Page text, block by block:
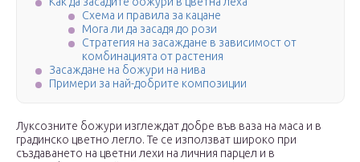
Схема и правила за кацане
Мога ли да засадя до рози
Стратегия на засаждане в зависимост от
комбинацията от растения
Засаждане на божури на нива
Примери за най-добрите композиции
Луксозните божури изглеждат добре във ваза на маса и в
градинско цветно легло. Те се използват широко при
създаването на цветни лехи на личния парцел и в